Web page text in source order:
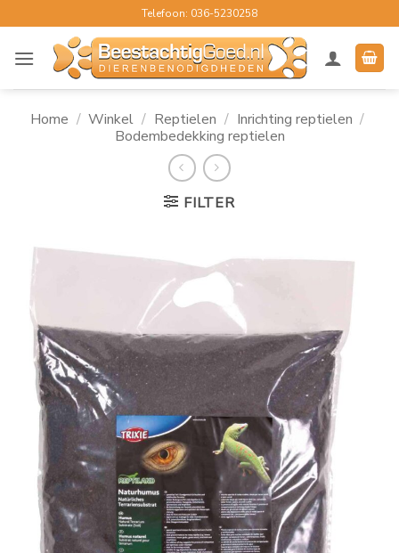
naar
inhoud
Telefoon: 036-5230258
Home / Winkel / Reptielen / Inrichting reptielen /
Bodembedekking reptielen
FILTER